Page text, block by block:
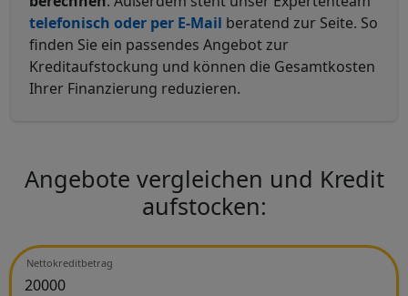
telefonisch oder per E-Mail beratend zur Seite. So
finden Sie ein passendes Angebot zur
Kreditaufstockung und können die Gesamtkosten
Ihrer Finanzierung reduzieren.
Angebote vergleichen und Kredit
aufstocken:
Nettokreditbetrag